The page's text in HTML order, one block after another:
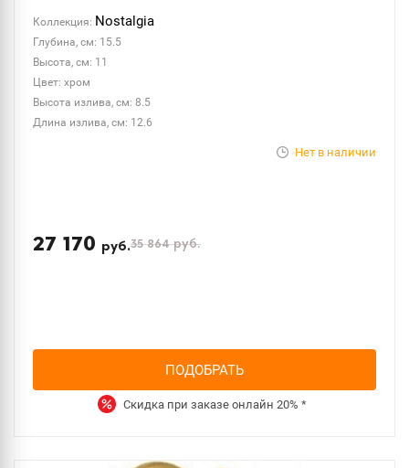
Коллекция: Nostalgia
Глубина, см: 15.5
Высота, см: 11
Цвет: хром
Высота излива, см: 8.5
Длина излива, см: 12.6
Нет в наличии
27 170 руб.35 864руб.
ПОДОБРАТЬ
Скидка при заказе онлайн 20% *